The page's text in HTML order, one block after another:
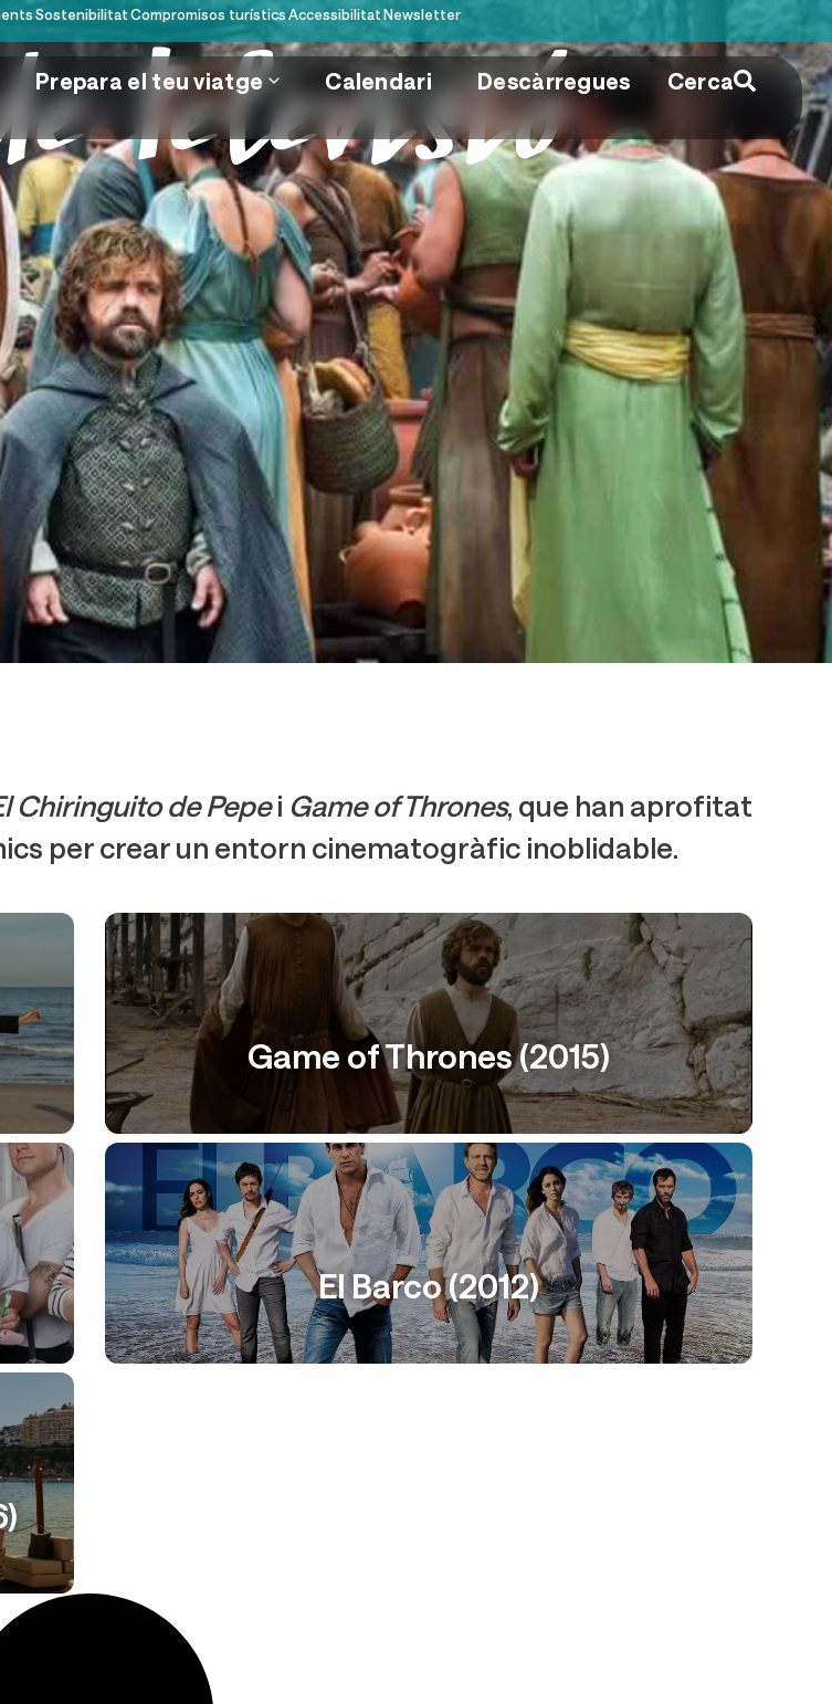
Sostenibilitat Compromisos turístics Accessibilitat Newsletter
Cerca
Prepara el teu viatge Calendari Descàrregues
televisió
Chiringuito de Pepei Game of Thrones, que han aprofitat
per crear un entorn cinematogràfic inoblidable.
Game of Thrones (2015)
El Barco (2012)